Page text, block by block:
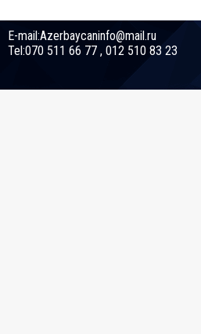
E-mail:Azerbaycaninfo@mail.ru
Tel:070 511 66 77 , 012 510 83 23